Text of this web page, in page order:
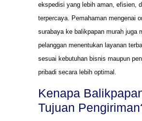
ekspedisi yang lebih aman, efisien,
terpercaya. Pemahaman mengenai
surabaya ke balikpapan murah juga
pelanggan menentukan layanan
sesuai kebutuhan bisnis maupun
pribadi secara lebih optimal.
Kenapa
Tujuan